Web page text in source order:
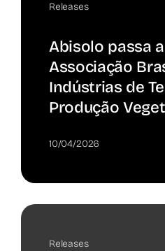
Releases
Abisolo passa
Associação
Indústrias de
Produção
10/04/2026
Releases